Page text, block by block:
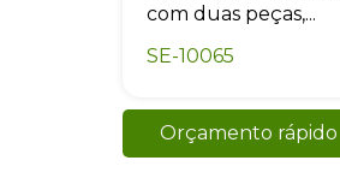
com duas peças,...
SE-10065
Orçamento rápido